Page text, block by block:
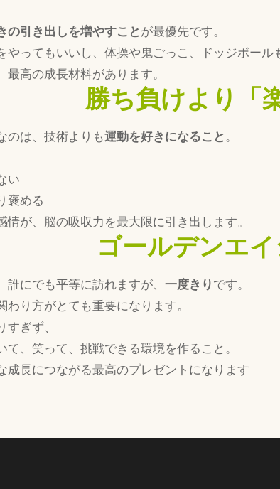
の引き出しを増やすこと が最優先です。
やってもいいし、体操や鬼ごっこ、ドッジボール
最高の成長材料があります。
勝ち負けより「
のは、技術よりも運動を好きになること 。
い
褒める
情が、脳の吸収力を最大限に引き出します。
ゴールデンエ
誰にでも平等に訪れますが、 一度きり です。
わり方がとても重要になります。
ぎず、
て、笑って、挑戦できる環境を作ること。
成長につながる最高のプレゼントになります